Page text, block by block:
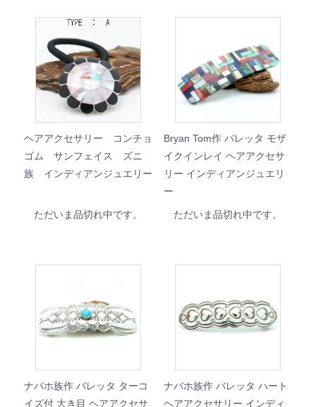
ヘアアクセサリー コンチョ
ゴム サンフェイス ズニ
族 インディアンジュエリー
ただいま品切れ中です。
Bryan Tom作 バレッタ モザ
イクインレイ ヘアアクセサ
リー インディアンジュエリ
ー
ただいま品切れ中です。
ナバホ族作 バレッタ ターコ
イズ付 大き目 ヘアアクセサ
ナバホ族作 バレッタ ハート
ヘアアクセサリー インディ